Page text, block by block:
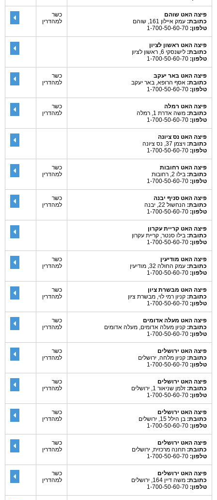
פיצה האט שוהם
כתובת: עמק איילון 161, שוהם
טלפון:
כשר
למהדרין
פיצה האט ראשון לציון
כתובת: לישנסקי 6, ראשון לציון
טלפון:
פיצה האט באר יעקב
כתובת: אסף הרופא, באר יעקב
טלפון:
כשר
למהדרין
פיצה האט רמלה
כתובת: משה אדרת 1, רמלה
טלפון:
כשר
למהדרין
פיצה האט נס ציונה
כתובת: ויצמן 37, נס ציונה
טלפון:
פיצה האט רחובות
כתובת: בילו 2, רחובות
טלפון:
כשר
למהדרין
פיצה האט סניף יבנה
כתובת: הנחשול 22, יבנה
טלפון:
כשר
למהדרין
פיצה האט קריית עקרון
כתובת: בילו סנטר, קריית עקרון
טלפון:
פיצה האט מודיעין
כתובת: עמק החולה 32, מודיעין
טלפון:
כשר
למהדרין
פיצה האט מבשרת ציון
כתובת: קניון רמי לוי, מבשרת ציון
טלפון:
כשר
למהדרין
פיצה האט מעלה אדומים
כתובת: קניון מעלה אדומים, מעלה אדומים
טלפון:
כשר
למהדרין
פיצה האט ירושלים
כתובת: קניון מלחה, ירושלים
טלפון:
כשר
למהדרין
פיצה האט ירושלים
כתובת: זלמן שניאור 1, ירושלים
טלפון:
כשר
למהדרין
פיצה האט ירושלים
כתובת: בן הילל 15, ירושלים
טלפון:
כשר
למהדרין
פיצה האט ירושלים
כתובת: תחנה מרכזית, ירושלים
טלפון:
כשר
למהדרין
פיצה האט ירושלים
כתובת: משה דיין 164, ירושלים
טלפון:
כשר
למהדרין